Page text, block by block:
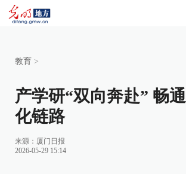
教育 >
产学研“双向奔赴” 畅
化链路
来源： 厦门日报
2026-05-29 15:14